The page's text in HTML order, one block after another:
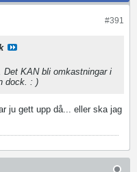
#391
KAN bli omkastningar i
dock. : )
ju gett upp då... eller ska jag